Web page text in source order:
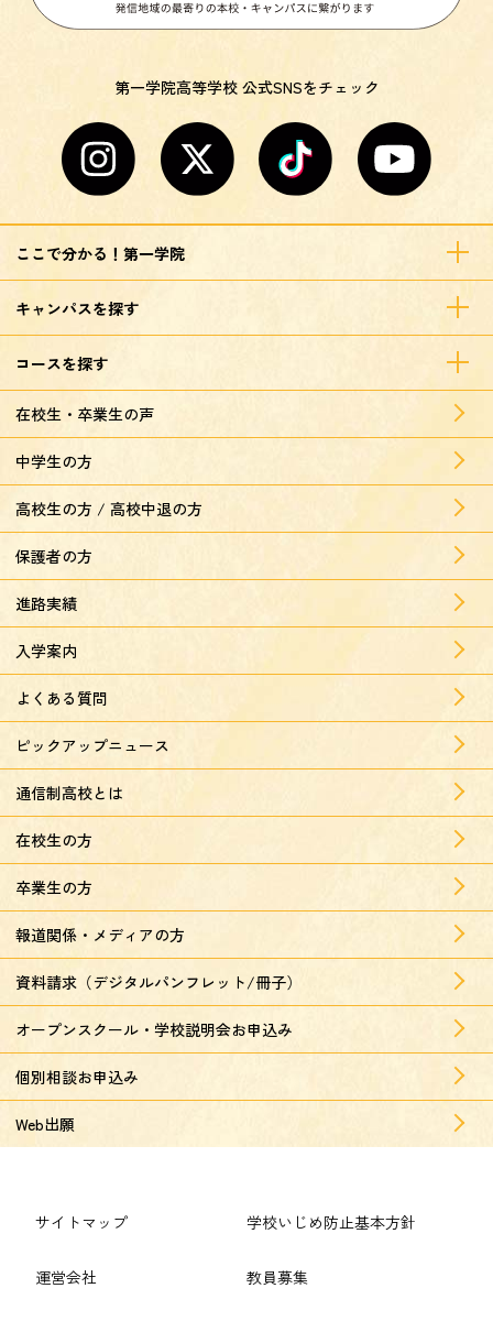
第一学院高等学校 公式SNSをチェック
ここで分かる！第一学院
キャンパスを探す
コースを探す
在校生・卒業生の声
中学生の方
高校生の方 / 高校中退の方
保護者の方
進路実績
入学案内
よくある質問
ピックアップニュース
通信制高校とは
在校生の方
卒業生の方
報道関係・メディアの方
資料請求（デジタルパンフレット/冊子）
オープンスクール・学校説明会お申込み
個別相談お申込み
Web出願
サイトマップ
運営会社
学校いじめ防止基本方針
教員募集